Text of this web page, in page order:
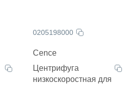
0205198000
Cence
Центрифуга
низкоскоростная для